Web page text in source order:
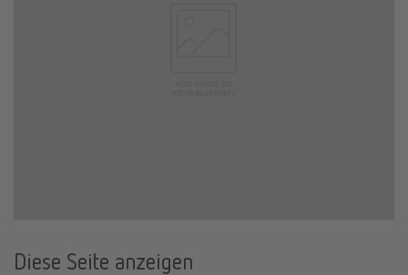
Diese Seite anzeigen